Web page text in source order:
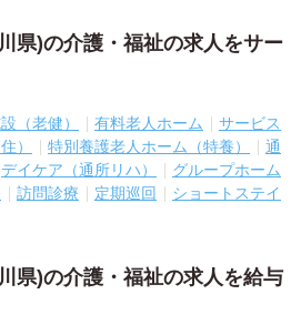
県)の介護・福祉の求人をサー
（老健） 有料老人ホーム
サービス
）
特別養護老人ホーム（特養）
通
デイケア（通所リハ）
グループホーム
訪問診療 定期巡回
ショートステイ
県)の介護・福祉の求人を給与